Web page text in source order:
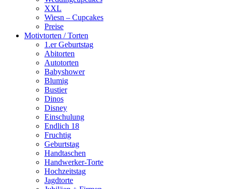
XXL
Wiesn – Cupcakes
Preise
Motivtorten / Torten
1.er Geburtstag
Abitorten
Autotorten
Babyshower
Blumig
Bustier
Dinos
Disney
Einschulung
Endlich 18
Fruchtig
Geburtstag
Handtaschen
Handwerker-Torte
Hochzeitstag
Jagdtorte